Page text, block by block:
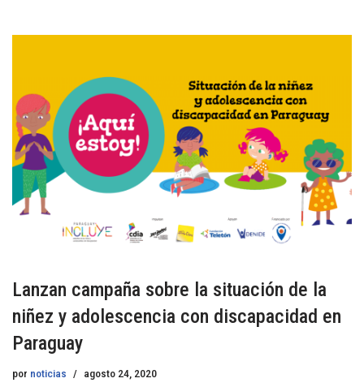
Lanzan campaña sobre la situación de la
niñez y adolescencia con discapacidad en
Paraguay
por noticias agosto 24, 2020